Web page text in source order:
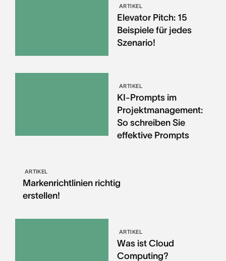
ARTIKEL
Elevator Pitch: 15
Beispiele für jedes
Szenario!
ARTIKEL
KI-Prompts im
Projektmanagement:
So schreiben Sie
effektive Prompts
ARTIKEL
Markenrichtlinien richtig
erstellen!
ARTIKEL
Was ist Cloud
Computing?